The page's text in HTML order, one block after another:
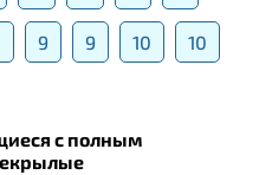
9 9 10 10
с полным